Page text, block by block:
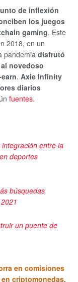
de inflexión
los juegos
gaming. Este
2018, en un
pandemia disfrutó
novedoso
. Axie Infinity
diarios
fuentes.
entre la
deportes
búsquedas
un puente de
en comisiones
criptomonedas.